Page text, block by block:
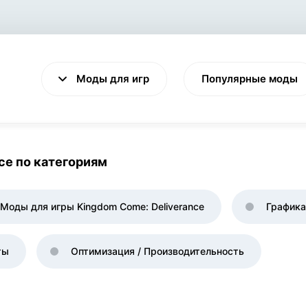
Моды для игр
VALHEIM CYBERPUNK 2077
Популярные моды
по категориям
Моды для игры Kingdom Come: Deliverance Графика
Оптимизация / Производительность